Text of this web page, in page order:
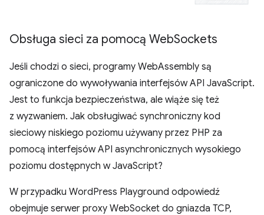
Obsługa sieci za pomocą WebSockets
Jeśli chodzi o sieci, programy WebAssembly są
ograniczone do wywoływania interfejsów API JavaScript.
Jest to funkcja bezpieczeństwa, ale wiąże się też
z wyzwaniem. Jak obsługiwać synchroniczny kod
sieciowy niskiego poziomu używany przez PHP za
pomocą interfejsów API asynchronicznych wysokiego
poziomu dostępnych w JavaScript?
W przypadku WordPress Playground odpowiedź
obejmuje serwer proxy WebSocket do gniazda TCP,